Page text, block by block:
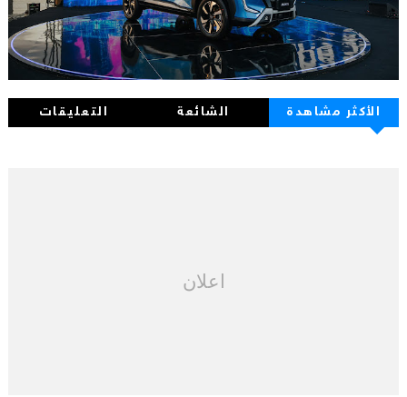
الأكثر مشاهدة الشائعة التعليقات
اعلان